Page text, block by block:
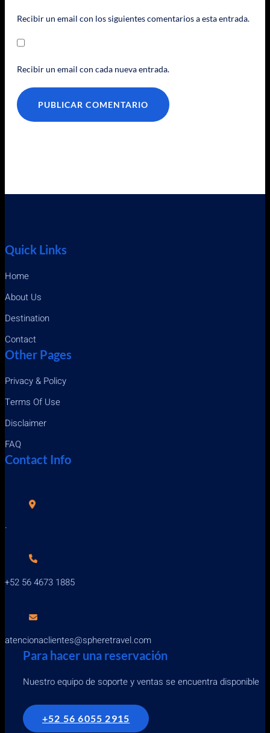
Recibir un email con los siguientes comentarios a esta entrada.
Recibir un email con cada nueva entrada.
Quick Links
Home
About Us
Destination
Contact
Other Pages
Privacy & Policy
Terms Of Use
Disclaimer
FAQ
Contact Info
.
+52 56 4673 1885
atencionaclientes@spheretravel.com
Para hacer una reservación
Nuestro equipo de soporte y ventas se encuentra disponible
+52 56 6055 2915